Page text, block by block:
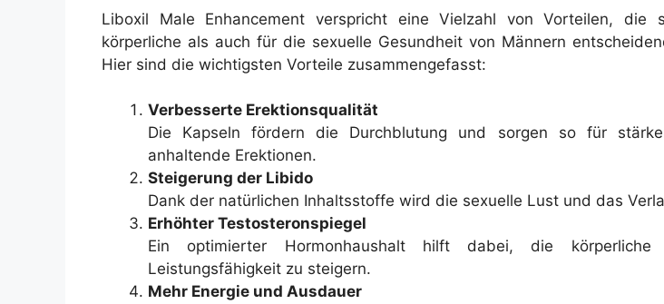
Liboxil Male Enhancement verspricht eine Vielzahl von Vorteilen, die
körperliche als auch für die sexuelle Gesundheit von Männern
Hier sind die wichtigsten Vorteile zusammengefasst:
Verbesserte Erektionsqualität
Die Kapseln fördern die Durchblutung und sorgen so für
anhaltende Erektionen.
Steigerung der Libido
Dank der natürlichen Inhaltsstoffe wird die sexuelle Lust und das
Erhöhter Testosteronspiegel
Ein optimierter Hormonhaushalt hilft dabei, die körperliche
Leistungsfähigkeit zu steigern.
Mehr Energie und Ausdauer